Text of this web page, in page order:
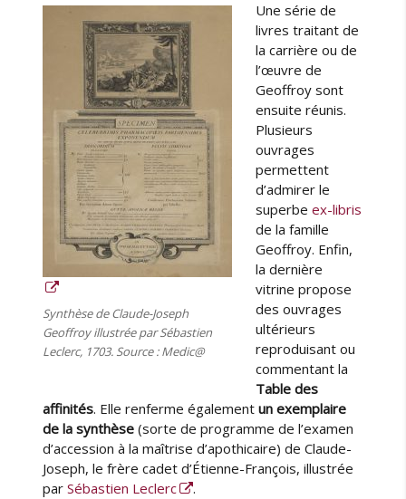
Synthèse de Claude-Joseph
Geoffroy illustrée par Sébastien
Leclerc, 1703. Source : Medic@
Une série de
livres traitant de
la carrière ou de
l’œuvre de
Geoffroy sont
ensuite réunis.
Plusieurs
ouvrages
permettent
d’admirer le
superbeex-libris
de la famille
Geoffroy. Enfin,
la dernière
vitrine propose
des ouvrages
ultérieurs
reproduisant ou
commentant la
Table des
affinités. Elle renferme égalementun exemplaire
de la synthèse (sorte de programme de l’examen
d’accession à la maîtrise d’apothicaire) de Claude-
Joseph, le frère cadet d’Étienne-François, illustrée
parSébastien Leclerc .